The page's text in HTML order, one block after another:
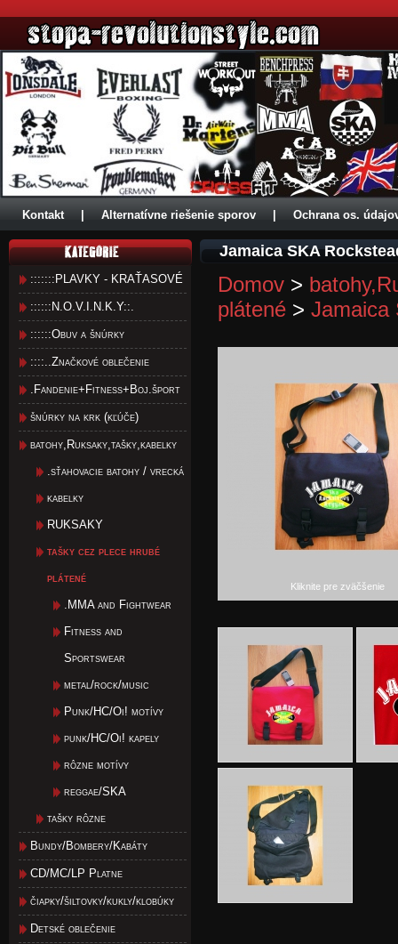
Kontakt Alternatívne riešenie sporov Ochrana os.
:::::::PLAVKY - KRAŤASOVÉ
::::::N.O.V.I.N.K.Y::.
::::::Obuv a šnúrky
::::..Značkové oblečenie
.Fandenie+Fitness+Boj.šport
šnúrky na krk (kľúče)
batohy,Ruksaky,tašky,kabelky
.sťahovacie batohy / vrecká
kabelky
RUKSAKY
tašky cez plece hrubé
plátené
.MMA and Fightwear
Fitness and
Sportswear
metal/rock/music
Punk/HC/Oi! motívy
punk/HC/Oi! kapely
rôzne motívy
reggae/SKA
tašky rôzne
Bundy/Bombery/Kabáty
CD/MC/LP Platne
čiapky/šiltovky/kukly/klobúky
Detské oblečenie
Jamaica SKA
Domov >
plátené > Jamaica
Kliknite pre zväčšenie